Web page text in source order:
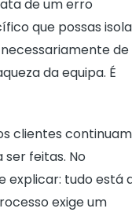
de um erro
que possas
de
da equipa. É
clientes continuam
feitas. No
explicar: tudo está
exige um